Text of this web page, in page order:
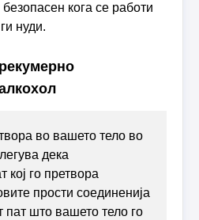
безопасен кога се работи
нуди.
во вашето тело во
дека
кој го претвора
прости соединенија
пат што вашето тело го